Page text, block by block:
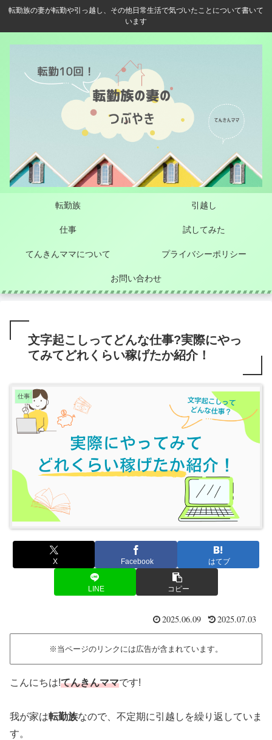
転勤族の妻が転勤や引っ越し、その他日常生活で気づいたことについて書いて
います
転勤族 引越し
仕事 試してみた
てんきんママについて プライバシーポリシー
お問い合わせ
文字起こしってどんな仕事?実際にやっ
てみてどれくらい稼げたか紹介！
仕事
X Facebook はてブ
LINE コピー
2025.06.09 2025.07.03
※当ページのリンクには広告が含まれています。
こんにちは!てんきんママです!
我が家は転勤族なので、不定期に引越しを繰り返していま
す。